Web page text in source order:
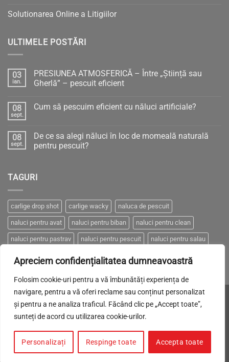
Apreciem confidențialitatea dumneavoastră
Folosim cookie-uri pentru a vă îmbunătăți experiența de
navigare, pentru a vă oferi reclame sau conținut personalizat
și pentru a ne analiza traficul. Făcând clic pe „Accept toate”,
sunteți de acord cu utilizarea cookie-urilor.
Personalizați Respinge toate Accepta toate
Solutionarea Online a Litigiilor
ULTIMELE POSTĂRI
03
ian.
PRESIUNEA ATMOSFERICĂ – Între „Știință sau
Gherlă” – pescuit eficient
la
Între
„Știință
sau
eficient
08
sept.
Cum să pescuim eficient cu năluci artificiale?
Cum
să
pescuim
artificiale?
08
sept.
De ce sa alegi năluci în loc de momeală naturală
pentru pescuit?
De
năluci
în
loc
de
momeală
naturală
pentru
TAGURI
carlige drop shot carlige wacky naluca de pescuit
naluci pentru avat naluci pentru biban naluci pentru clean
naluci pentru pastrav naluci pentru pescuit naluci pentru salau
naluci pentru somn naluci pentru stiuca
Made with LOVE byBrand-it. Visa MasterCardCash
POLITICA DE CONFIDENȚIALITATE COOKIES
Copyright 2026 ©Predator Lures